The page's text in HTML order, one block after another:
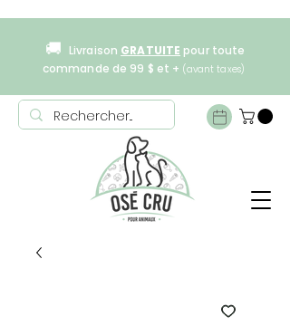
🚚 Livraison GRATUITE pour toute
commande de 99 $ et + (avant taxes)